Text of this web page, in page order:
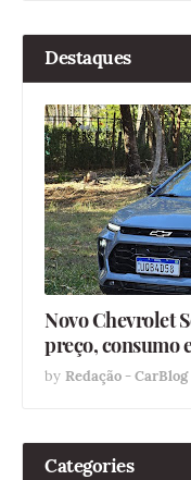
Destaques
Novo Chevrolet
preço, consumo
by Redação - CarBlog
Categories